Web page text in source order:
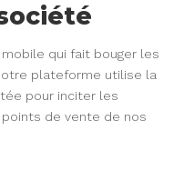
mobile qui fait bouger les
plateforme utilise la
pour inciter les
de vente de nos